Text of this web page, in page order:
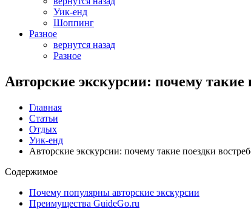
Уик-енд
Шоппинг
Разное
вернутся назад
Разное
Авторские экскурсии: почему
Главная
Статьи
Отдых
Уик-енд
Авторские экскурсии: почему такие поездки
Содержимое
Почему популярны авторские экскурсии
Преимущества GuideGo.ru